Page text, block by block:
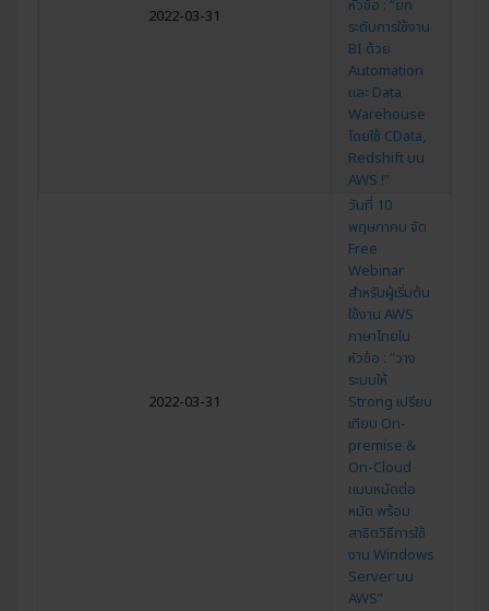
2022-03-31
หัวข้อ : “ยก
ระดับการใช้งาน
BI ด้วย
Automation
และ Data
Warehouse
โดยใช้ CData,
Redshift บน
AWS !”
2022-03-31
วันที่ 10
พฤษภาคม จัด
Free
Webinar
สำหรับผู้เริ่มต้น
ใช้งาน AWS
ภาษาไทยใน
หัวข้อ : “วาง
ระบบให้
Strong เปรียบ
เทียบ On-
premise &
On-Cloud
แบบหมัดต่อ
หมัด พร้อม
สาธิตวิธีการใช้
งาน Windows
Server บน
AWS”